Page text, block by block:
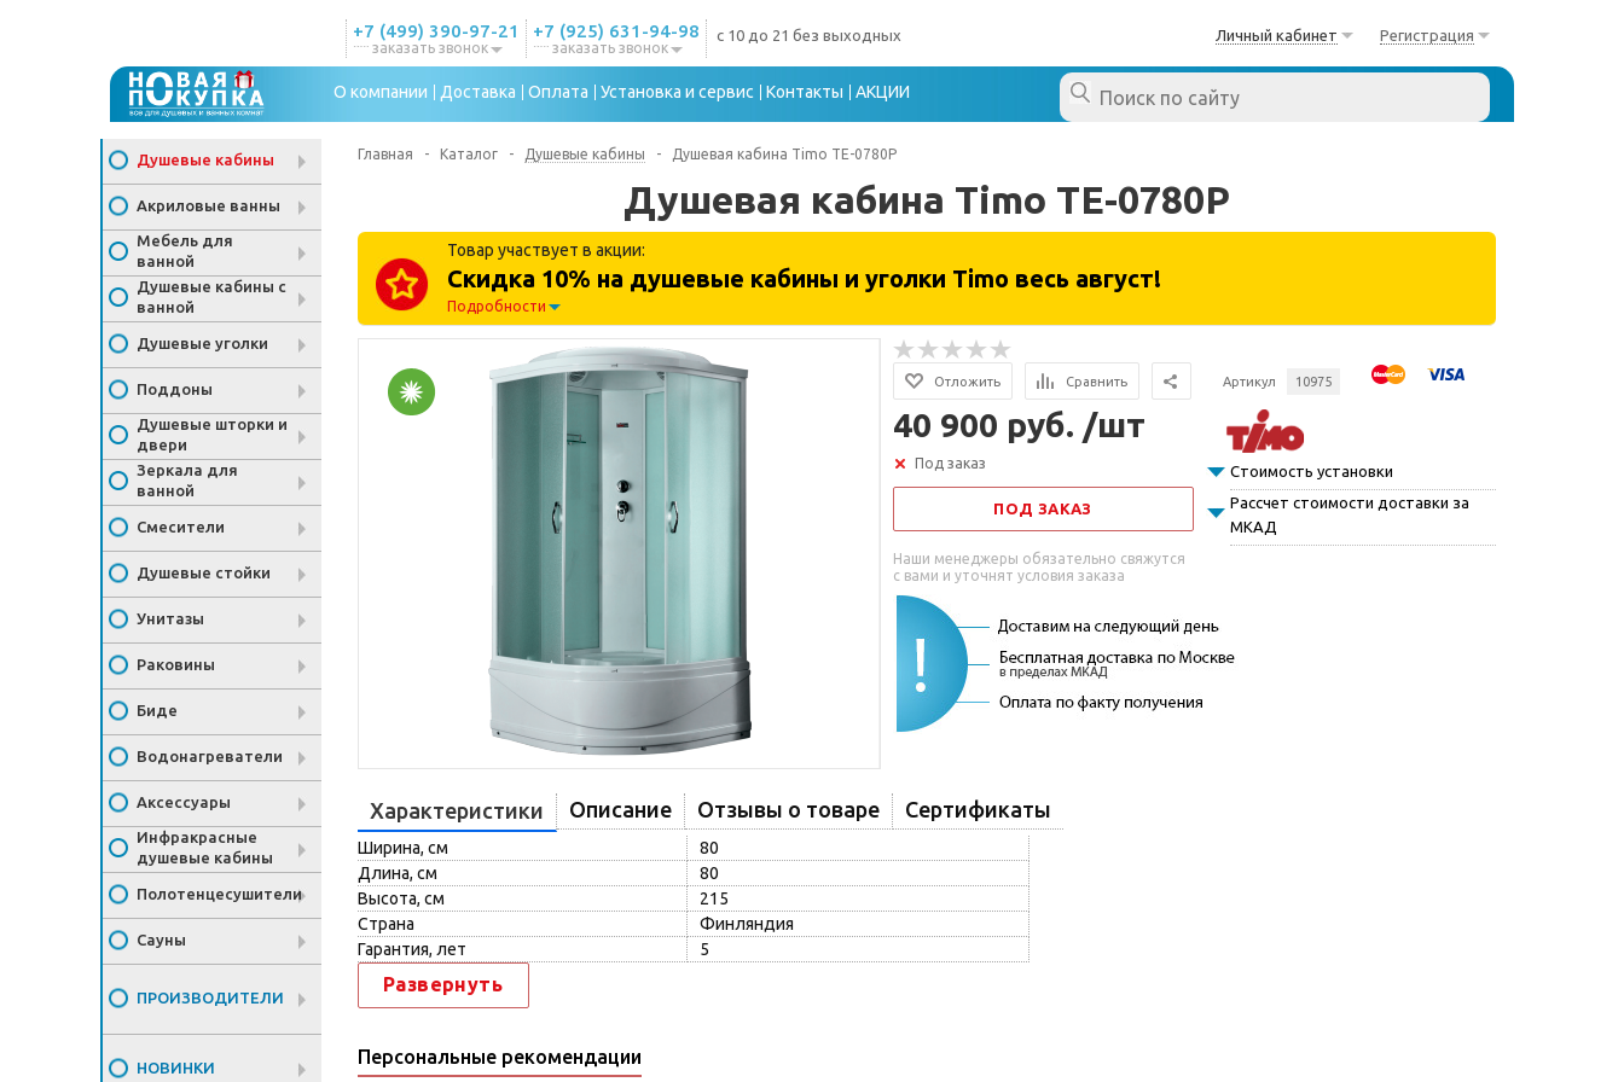
+7 (499) 390-97-21
заказать звонок
+7 (925) 631-94-98
заказать звонок
с 10 до 21 без выходных Личный кабинет Регистрация
О компании Доставка Оплата Установка и сервис Контакты АКЦИИ
Душевые кабины
Акриловые ванны
Мебель для
ванной
Душевые кабины с
ванной
Душевые уголки
Поддоны
Душевые шторки и
двери
Зеркала для
ванной
Смесители
Душевые стойки
Унитазы
Раковины
Биде
Водонагреватели
Аксессуары
Инфракрасные
душевые кабины
Полотенцесушители
Сауны
ПРОИЗВОДИТЕЛИ
НОВИНКИ
Главная - Каталог - Душевые кабины - Душевая кабина Timo TE-0780P
Душевая кабина Timo TE-0780P
Товар участвует в акции:
Скидка 10% на душевые кабины и уголки Timo весь август!
Подробности
Отложить Сравнить Артикул 10975
40 900 руб. /шт
Под заказ
ПОД ЗАКАЗ
Наши менеджеры обязательно свяжутся
с вами и уточнят условия заказа
Стоимость установки
Рассчет стоимости доставки за
МКАД
Характеристики Описание Отзывы о товаре Сертификаты
Ширина, см
80
Длина, см
80
Высота, см
215
Страна
Финляндия
Гарантия, лет
5
Развернуть
Персональные рекомендации